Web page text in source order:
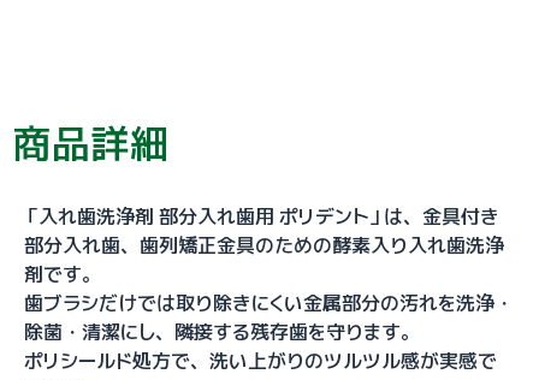
商品詳細
「入れ歯洗浄剤 部分入れ歯用 ポリデント」は、金具付き
部分入れ歯、歯列矯正金具のための酵素入り入れ歯洗浄
剤です。
歯ブラシだけでは取り除きにくい金属部分の汚れを洗浄・
除菌・清潔にし、隣接する残存歯を守ります。
ポリシールド処方で、洗い上がりのツルツル感が実感で